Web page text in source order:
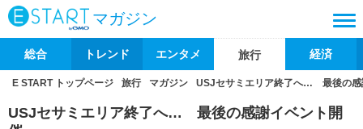
マガジン
総合 トレンド エンタメ 旅行 経済
E START トップページ 旅行 マガジン USJセサミエリア終了へ… 最後の感
USJセサミエリア終了へ… 最後の感謝イベント開